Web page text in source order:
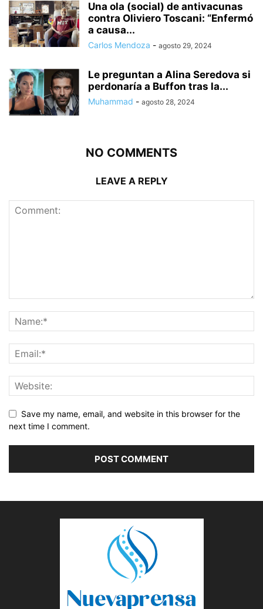
Una ola (social) de antivacunas
contra Oliviero Toscani: “Enfermó
a causa...
Carlos Mendoza - agosto 29, 2024
Le preguntan a Alina Seredova si
perdonaría a Buffon tras la...
Muhammad - agosto 28, 2024
NO COMMENTS
LEAVE A REPLY
Save my name, email, and website in this browser for the
next time I comment.